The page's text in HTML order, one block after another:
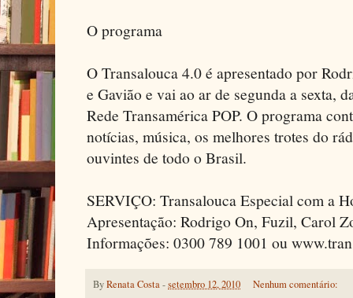
O programa
O Transalouca 4.0 é apresentado por
e Gavião e vai ao ar de segunda a sexta,
Rede Transamérica POP. O programa
notícias, música, os melhores trotes do
ouvintes de todo o Brasil.
SERVIÇO: Transalouca Especial com a
Apresentação: Rodrigo On, Fuzil, Carol
Informações: 0300 789 1001 ou
ByRenata Costa-setembro 12, 2010 Nenhum comentário: